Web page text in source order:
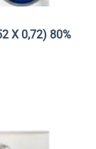
Χ 0,72) 80%